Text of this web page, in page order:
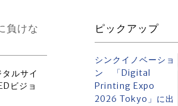
負けな
ルサイ
ビジョ
ピックアップ
シンクイノベーショ
ン 「Digital
Printing Expo
2026 Tokyo」に出